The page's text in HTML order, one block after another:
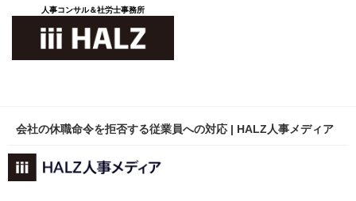
人事コンサル＆社労士事務所
会社の休職命令を拒否する従業員への対応 | HALZ人事メディア